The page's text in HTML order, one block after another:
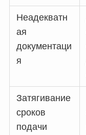
Неадекватн
ая
документаци
я
Затягивание
сроков
подачи